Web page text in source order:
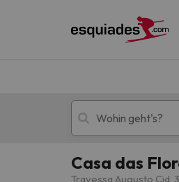
Skiurlaub
Casa das
Travessa Augusto